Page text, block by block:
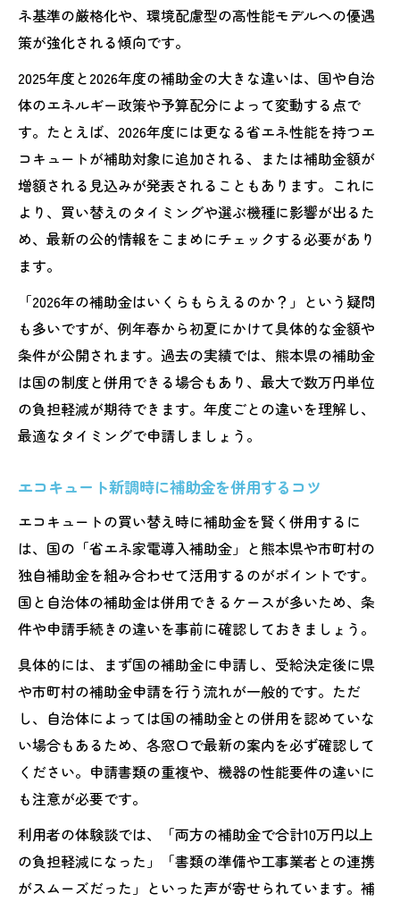
ネ基準の厳格化や、環境配慮型の高性能モデルへの優遇
策が強化される傾向です。
2025年度と2026年度の補助金の大きな違いは、国や自治
体のエネルギー政策や予算配分によって変動する点で
す。たとえば、2026年度には更なる省エネ性能を持つエ
コキュートが補助対象に追加される、または補助金額が
増額される見込みが発表されることもあります。これに
より、買い替えのタイミングや選ぶ機種に影響が出るた
め、最新の公的情報をこまめにチェックする必要があり
ます。
「2026年の補助金はいくらもらえるのか？」という疑問
も多いですが、例年春から初夏にかけて具体的な金額や
条件が公開されます。過去の実績では、熊本県の補助金
は国の制度と併用できる場合もあり、最大で数万円単位
の負担軽減が期待できます。年度ごとの違いを理解し、
最適なタイミングで申請しましょう。
エコキュート新調時に補助金を併用するコツ
エコキュートの買い替え時に補助金を賢く併用するに
は、国の「省エネ家電導入補助金」と熊本県や市町村の
独自補助金を組み合わせて活用するのがポイントです。
国と自治体の補助金は併用できるケースが多いため、条
件や申請手続きの違いを事前に確認しておきましょう。
具体的には、まず国の補助金に申請し、受給決定後に県
や市町村の補助金申請を行う流れが一般的です。ただ
し、自治体によっては国の補助金との併用を認めていな
い場合もあるため、各窓口で最新の案内を必ず確認して
ください。申請書類の重複や、機器の性能要件の違いに
も注意が必要です。
利用者の体験談では、「両方の補助金で合計10万円以上
の負担軽減になった」「書類の準備や工事業者との連携
がスムーズだった」といった声が寄せられています。補